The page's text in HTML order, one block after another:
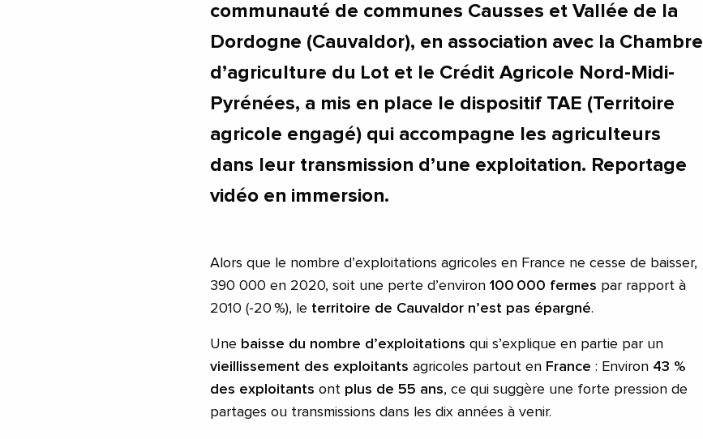
communauté de communes Causses et Vallée de la
Dordogne (Cauvaldor), en association avec la Chambre
d’agriculture du Lot et le Crédit Agricole Nord-Midi-
Pyrénées, a mis en place le dispositif TAE (Territoire
agricole engagé) qui accompagne les agriculteurs
dans leur transmission d’une exploitation. Reportage
vidéo en immersion.
Alors que le nombre d’exploitations agricoles en France ne cesse de baisser,
390 000 en 2020, soit une perte d’environ 100 000 fermes par rapport à
2010 (‑20 %), le territoire de Cauvaldor n’est pas épargné.
Une baisse du nombre d’exploitations qui s’explique en partie par un
vieillissement des exploitants agricoles partout en France : Environ 43 %
des exploitants ont plus de 55 ans, ce qui suggère une forte pression de
partages ou transmissions dans les dix années à venir.